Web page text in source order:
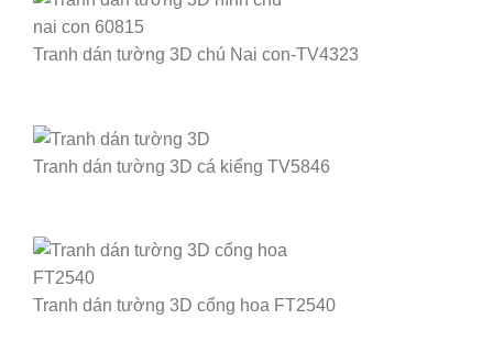
Tranh dán tường 3D chú Nai con-TV4323
Tranh dán tường 3D cá kiểng TV5846
Tranh dán tường 3D cổng hoa FT2540